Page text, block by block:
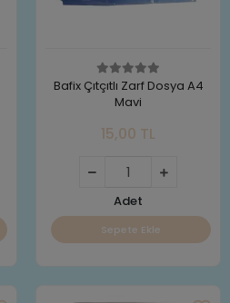
Bafix Çıtçıtlı Zarf Dosya A4
Mavi
15,00 TL
Adet
Sepete Ekle